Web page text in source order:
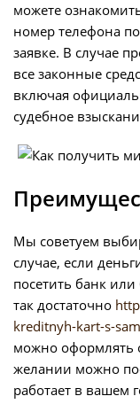
можете
номер телефона
заявке. В случае
все законные
включая
судебное
Мы советуем
случае, если
посетить банк
так достаточно
kreditnyh-kart-s-
можно оформлять
желании можно
работает в вашем